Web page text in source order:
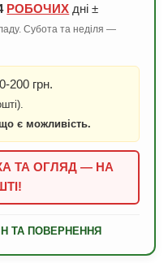
РОБОЧИХ дні ±
Субота та неділя —
200 грн.
є можливість.
ТА ОГЛЯД — НА
ТА ПОВЕРНЕННЯ